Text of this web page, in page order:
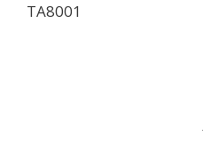
TA8001